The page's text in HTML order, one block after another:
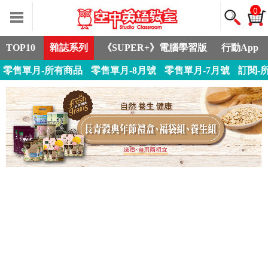
0
TOP10 雜誌系列 《SUPER+》電腦學習版 行動App
零售單月-所有商品 零售單月-8月號 零售單月-7月號 訂閱-